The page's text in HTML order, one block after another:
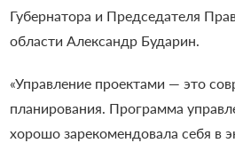
Губернатора и Председателя
области Александр Бударин.
«Управление проектами — это
планирования. Программа
хорошо зарекомендовала себя в